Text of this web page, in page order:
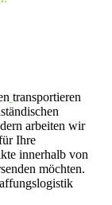
transportieren
arbeiten wir
Ihre
innerhalb von
möchten.